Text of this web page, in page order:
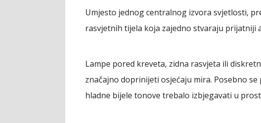
Umjesto jednog centralnog izvora svjetlosti,
rasvjetnih tijela koja zajedno stvaraju prijatniji
Lampe pored kreveta, zidna rasvjeta ili
značajno doprinijeti osjećaju mira. Posebno
hladne bijele tonove trebalo izbjegavati u